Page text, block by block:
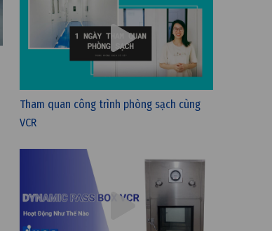
Tham quan công trình phòng sạch cùng
VCR